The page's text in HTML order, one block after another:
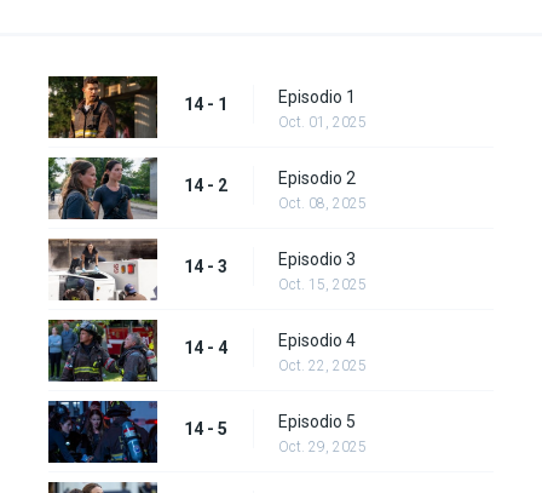
14 - 1 Episodio 1
Oct. 01, 2025
14 - 2 Episodio 2
Oct. 08, 2025
14 - 3 Episodio 3
Oct. 15, 2025
14 - 4 Episodio 4
Oct. 22, 2025
14 - 5 Episodio 5
Oct. 29, 2025